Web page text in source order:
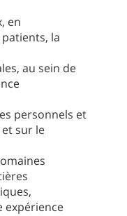
en
la
au sein de
personnels et
sur le
expérience